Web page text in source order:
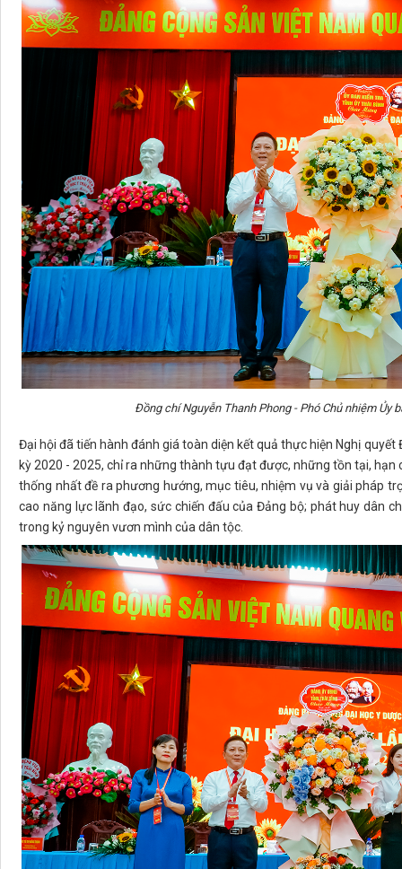
Đồng chí Nguyễn Thanh Phong - Phó Chủ nhiệm Ủy
Đại hội đã tiến hành đánh giá toàn diện kết quả thực hiện Nghị
kỳ 2020 - 2025, chỉ ra những thành tựu đạt được, những tồn tại, hạn
thống nhất đề ra phương hướng, mục tiêu, nhiệm vụ và giải pháp
cao năng lực lãnh đạo, sức chiến đấu của Đảng bộ; phát huy dân
trong kỷ nguyên vươn mình của dân tộc.